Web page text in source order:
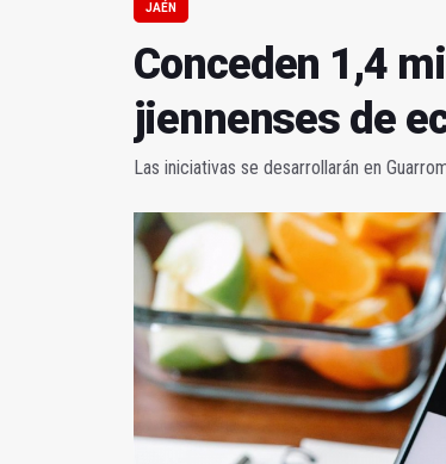
JAÉN
Conceden 1,4
jiennenses de
Las iniciativas se desarrollarán en